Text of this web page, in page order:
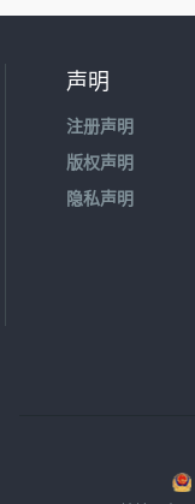
声明
注册声明
版权声明
隐私声明